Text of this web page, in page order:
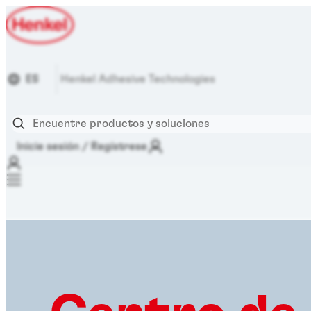
Henkel Adhesive Technologies
Inicie sesión / Regístrese